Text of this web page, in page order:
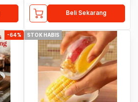
Beli Sekarang
-64% STOK HABIS